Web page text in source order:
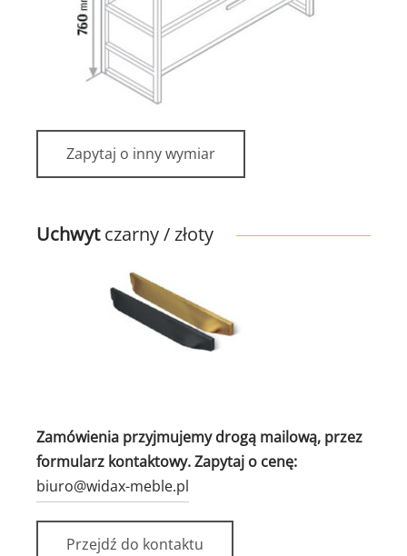
Zapytaj o inny wymiar
Uchwytczarny / złoty
Zamówienia przyjmujemy drogą mailową, przez
formularz kontaktowy. Zapytaj o cenę:
biuro@widax-meble.pl
Przejdź do kontaktu